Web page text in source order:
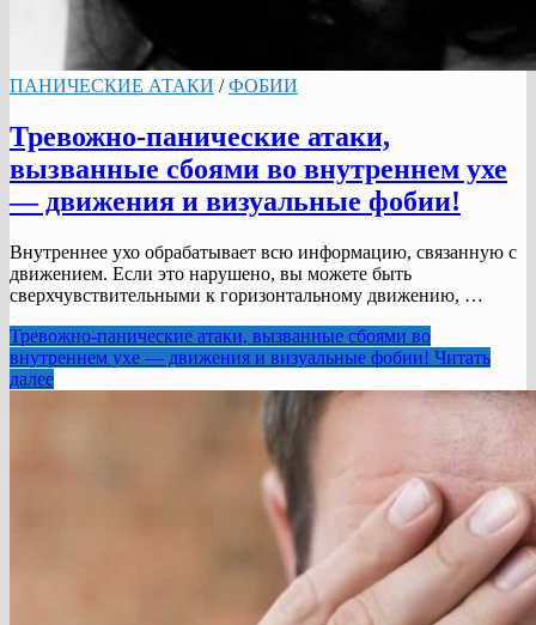
ПАНИЧЕСКИЕ АТАКИ /ФОБИИ
Тревожно-панические атаки,
вызванные сбоями во внутреннем ухе
— движения и визуальные фобии!
Внутреннее ухо обрабатывает всю информацию, связанную с
движением. Если это нарушено, вы можете быть
сверхчувствительными к горизонтальному движению, …
Тревожно-панические атаки, вызванные сбоями во
внутреннем ухе — движения и визуальные фобии! Читать
далее